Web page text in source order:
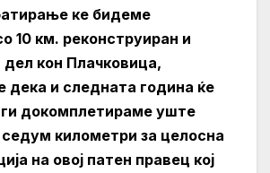
ке бидеме
10 км. реконструиран и
кон Плачковица,
дека и следната година ќе
докомплетираме уште
километри за целосна
на овој патен правец кој